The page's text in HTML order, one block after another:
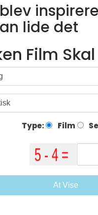
lide det
Film
Type: Film
At Vise